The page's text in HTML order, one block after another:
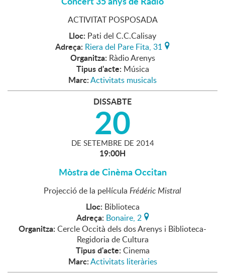
ACTIVITAT POSPOSADA
Lloc: Pati del C.C.Calisay
Adreça: Riera del Pare Fita, 31
Organitza: Ràdio Arenys
Tipus d'acte: Música
Marc:Activitats musicals
DISSABTE
20
DE SETEMBRE DE 2014
19:00H
Mòstra de Cinèma Occitan
Projecció de la pel·lícula Frédéric Mistral
Lloc: Biblioteca
Adreça: Bonaire, 2
Organitza: Cercle Occità dels dos Arenys i Biblioteca-
Regidoria de Cultura
Tipus d'acte: Cinema
Marc:Activitats literàries